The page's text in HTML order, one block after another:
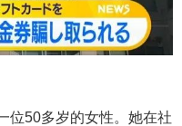
位50多岁的女性。她在社